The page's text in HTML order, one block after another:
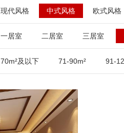
现代风格 中式风格 欧式风格
一居室 二居室 三居室
70m²及以下 71-90m² 91-